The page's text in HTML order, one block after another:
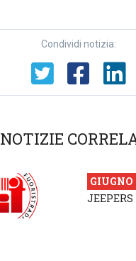
Condividi notizia:
NOTIZIE
GIUGNO